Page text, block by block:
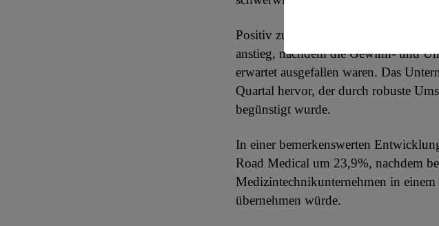
Positiv zu vermerken ist, dass die
anstieg, nachdem die Gewinn- und
erwartet ausgefallen waren. Das
Quartal hervor, der durch robuste
begünstigt wurde.
In einer bemerkenswerten
Road Medical um 23,9%, nachdem
Medizintechnikunternehmen in
übernehmen würde.